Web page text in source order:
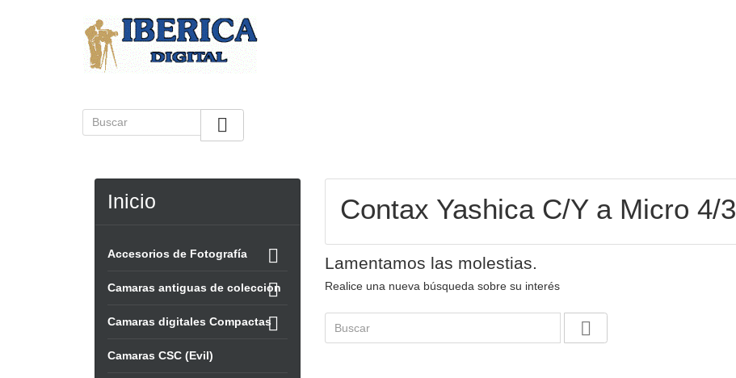

Inicio
Accesorios de Fotografía 
Camaras antiguas de coleccion

Camaras digitales Compactas
Camaras CSC (Evil)
Contax Yashica C/Y a Micro 4/3
Lamentamos las molestias.
Realice una nueva búsqueda sobre su interés
